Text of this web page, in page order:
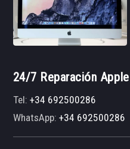
24/7 Reparación
Tel:+34 692500286
WhatsApp:+34 692500286